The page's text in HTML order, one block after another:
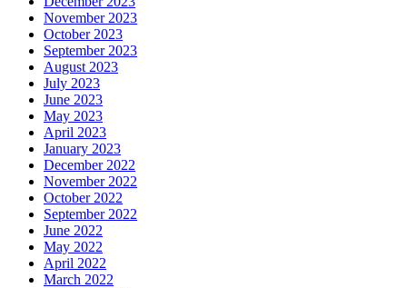
November 2023
October 2023
September 2023
August 2023
July 2023
June 2023
May 2023
April 2023
January 2023
December 2022
November 2022
October 2022
September 2022
June 2022
May 2022
April 2022
March 2022